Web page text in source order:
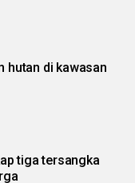
hutan di kawasan
tiga tersangka